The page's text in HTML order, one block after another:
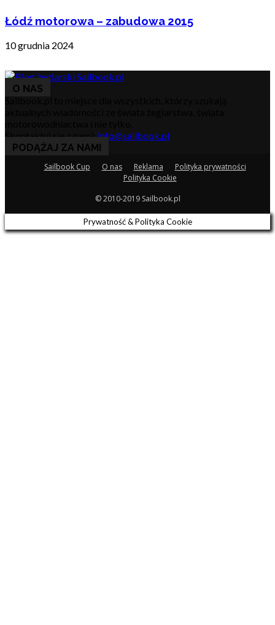
Łódź motorowa – zabudowa 2015
10 grudnia 2024
O NAS
Sailbook.pl to miejsce dla wszystkich, którzy szukają
Skontaktuj się z nami: info@sailbook.pl
PODĄŻAJ ZA NAMI
Sailbook Cup O nas Reklama
Polityka prywatności
Polityka Cookie
© 2010-2019 Sailbook.pl
Prywatność & Polityka Cookie